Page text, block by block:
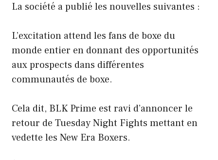
La société a publié les nouvelles suivantes :
L’excitation attend les fans de boxe du
monde entier en donnant des opportunités
aux prospects dans différentes
communautés de boxe.
Cela dit, BLK Prime est ravi d’annoncer le
retour de Tuesday Night Fights mettant en
vedette les New Era Boxers.